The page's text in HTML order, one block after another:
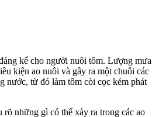
kể cho người nuôi tôm. Lượng mưa
kiện ao nuôi và gây ra một chuỗi các
nước, từ đó làm tôm còi cọc kém phát
những gì có thể xảy ra trong các ao